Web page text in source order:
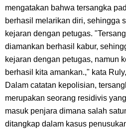
mengatakan bahwa tersangka
berhasil melarikan diri, sehingga
kejaran dengan petugas.
diamankan berhasil kabur,
kejaran dengan petugas, namun
berhasil kita amankan.," kata
Dalam catatan kepolisian,
merupakan seorang residivis
masuk penjara dimana salah
ditangkap dalam kasus